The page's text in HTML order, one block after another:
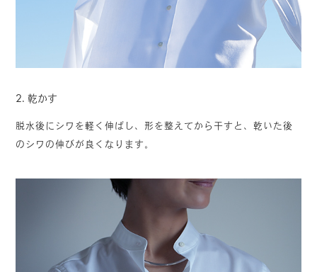
2.乾かす
脱水後にシワを軽く伸ばし、形を整えてから干すと、乾いた後
のシワの伸びが良くなります。